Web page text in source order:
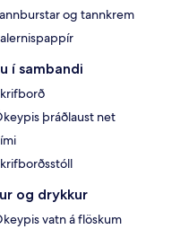
og tannkrem
í sambandi
þráðlaust net
og drykkur
vatn á flöskum